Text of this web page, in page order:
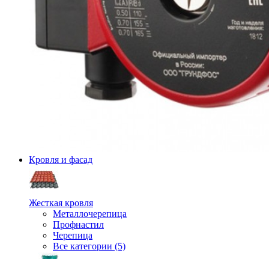
Кровля и фасад
Жесткая кровля
Металлочерепица
Профнастил
Черепица
Все категории (5)